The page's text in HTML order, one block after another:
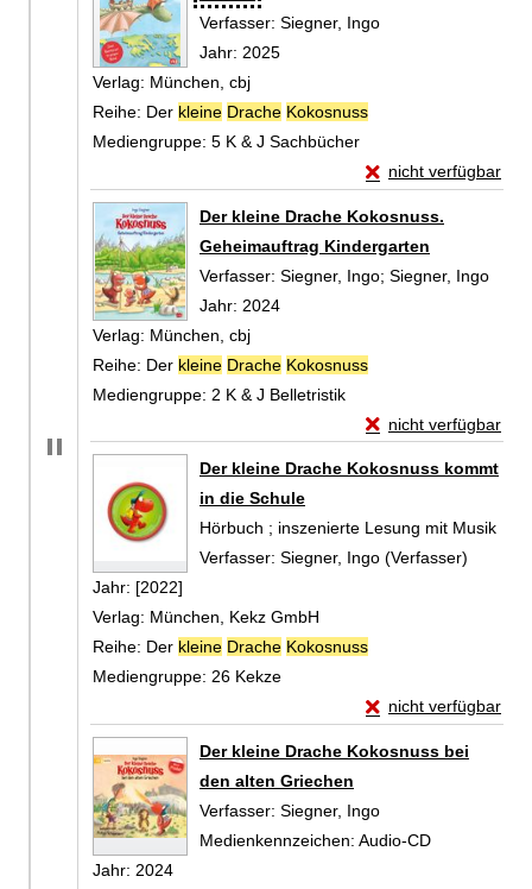
Verfasser: Siegner, Ingo
Jahr: 2025
Verlag: München, cbj
Reihe: Der kleine Drache Kokosnuss
Mediengruppe: 5 K & J Sachbücher
nicht verfügbar
Exemplar-Details
Der kleine Drache Kokosnuss.
Geheimauftrag Kindergarten
Verfasser: Siegner, Ingo; Siegner, Ingo
Jahr: 2024
Verlag: München, cbj
Reihe: Der kleine Drache Kokosnuss
Mediengruppe: 2 K & J Belletristik
nicht verfügbar
Exemplar-Details
Der kleine Drache Kokosnuss kommt
in die Schule
Hörbuch ; inszenierte Lesung mit Musik
Verfasser: Siegner, Ingo (Verfasser)
Jahr: [2022]
Verlag: München, Kekz GmbH
Reihe: Der kleine Drache Kokosnuss
Mediengruppe: 26 Kekze
nicht verfügbar
Exemplar-Details
Der kleine Drache Kokosnuss bei
den alten Griechen
Verfasser: Siegner, Ingo
Medienkennzeichen: Audio-CD
Jahr: 2024